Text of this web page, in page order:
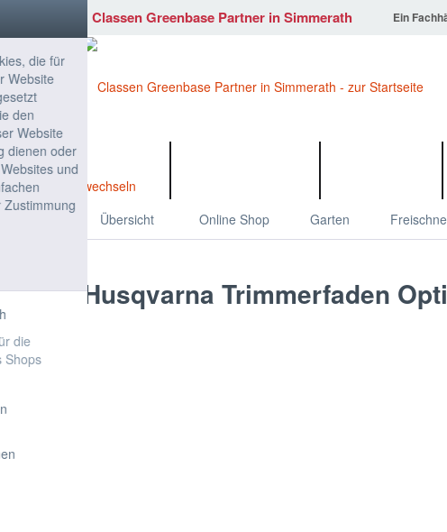
Classen Greenbase Partner in Simmerath Ein
Übersicht Online Shop Garten
Husqvarna Trimmerfaden